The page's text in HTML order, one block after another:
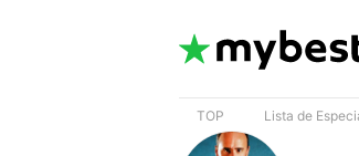
TOP Lista de